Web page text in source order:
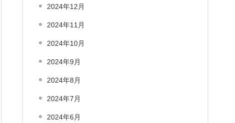
2024年12月
2024年11月
2024年10月
2024年9月
2024年8月
2024年7月
2024年6月